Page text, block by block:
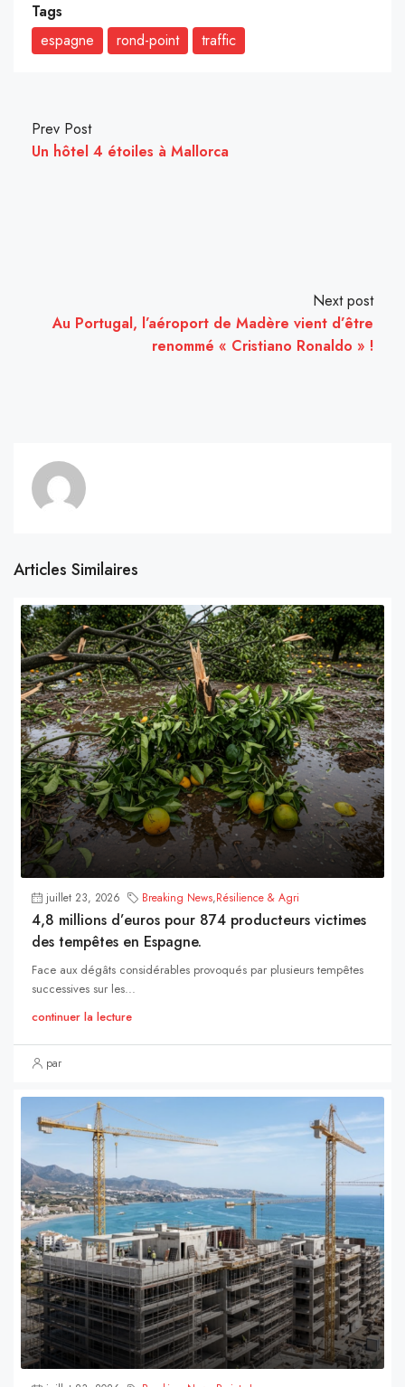
Tags
espagne
rond-point traffic
Prev Post
Un hôtel 4 étoiles à Mallorca
Next post
Au Portugal, l’aéroport de Madère vient d’être
renommé « Cristiano Ronaldo » !
Articles Similaires
juillet 23, 2026 Breaking News,Résilience & Agri
4,8 millions d’euros pour 874 producteurs victimes
des tempêtes en Espagne.
Face aux dégâts considérables provoqués par plusieurs tempêtes
successives sur les...
continuer la lecture
par